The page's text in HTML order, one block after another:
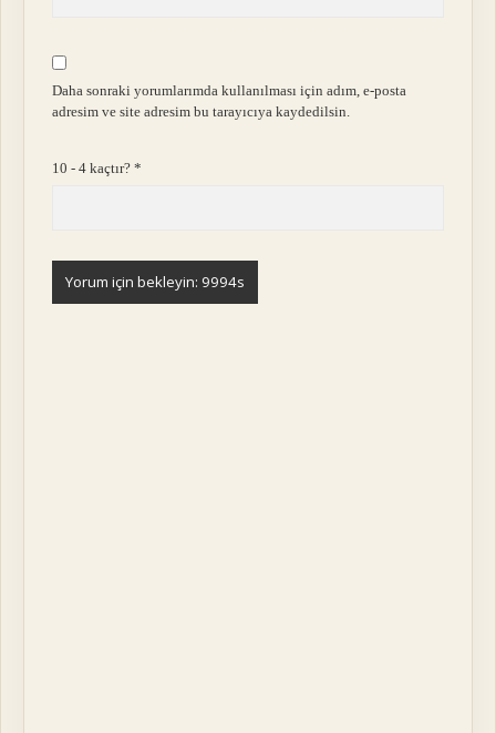
Daha sonraki yorumlarımda kullanılması için adım, e-posta
adresim ve site adresim bu tarayıcıya kaydedilsin.
10 - 4 kaçtır?*